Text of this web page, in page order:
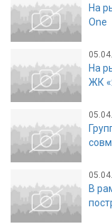
На
One
На
ЖК
В